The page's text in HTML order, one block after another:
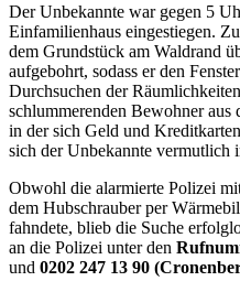
Der Unbekannte war gegen 5
Einfamilienhaus eingestiegen.
dem Grundstück am Waldrand
aufgebohrt, sodass er den
Durchsuchen der
schlummerenden Bewohner aus
in der sich Geld und
sich der Unbekannte vermutlich
Obwohl die alarmierte Polizei
dem Hubschrauber per
fahndete, blieb die Suche
an die Polizei unter den
und 0202 247 13 90